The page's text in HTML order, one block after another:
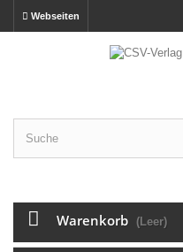
Webseiten
Warenkorb (Leer)